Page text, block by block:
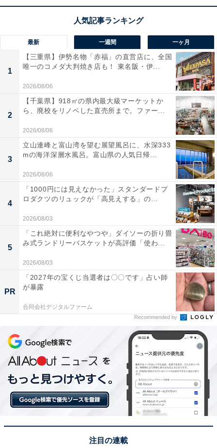
台風はどうやって発生するの？
一般的に台風は、海面水温が26～27℃以上の非常に暖か
い海で発生します。冬から春は、日本の近くの海はそこ
まで暖かくないため、より海面水温の高い南の低緯度の
海で台風は発生しています。
最新 一週間 一ヶ月
1
【三重県】伊勢名物「赤福」の直営店に、全国
唯一のコメダ大判焼き店も！ 東名阪・伊...
2026/08/06
2
【千葉県】918㎡の県内最大級マーケットか
ら、廃校をリノベした直売所まで。ファー...
2026/08/06
3
立山連峰と富山湾を望む展望風呂に、水深333
mの海洋深層水風呂。富山県の人気日帰...
2026/08/06
4
「1000円には見えなかった」スタンダードプ
ロダクツのリュックが「高見えする」の...
2026/08/03
5
「これ絶対に便利なやつや」ダイソーの折り畳
み式ランドリーバスケットが高評価「使わ...
2026/08/03
PR
「2027年の宝くじ当選者は〇〇です」占い師
が暴露
合同会社デジタルファーム
Recommended by
注目の連載